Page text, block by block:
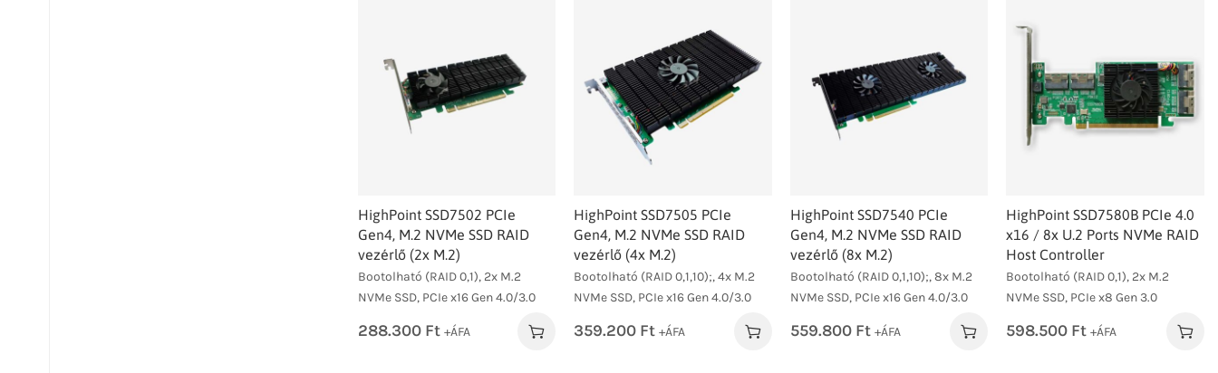
HighPoint SSD7502 PCIe
Gen4, M.2 NVMe SSD RAID
vezérlő (2x M.2)
Bootolható (RAID 0,1), 2x M.2
NVMe SSD, PCIe x16 Gen 4.0/3.0
288.300 Ft +ÁFA
HighPoint SSD7505 PCIe
Gen4, M.2 NVMe SSD RAID
vezérlő (4x M.2)
Bootolható (RAID 0,1,10);, 4x M.2
NVMe SSD, PCIe x16 Gen 4.0/3.0
359.200 Ft +ÁFA
HighPoint SSD7540 PCIe
Gen4, M.2 NVMe SSD RAID
vezérlő (8x M.2)
Bootolható (RAID 0,1,10);, 8x M.2
NVMe SSD, PCIe x16 Gen 4.0/3.0
559.800 Ft +ÁFA
HighPoint SSD7580B PCIe 4.0
x16 / 8x U.2 Ports NVMe RAID
Host Controller
Bootolható (RAID 0,1), 2x M.2
NVMe SSD, PCIe x8 Gen 3.0
598.500 Ft +ÁFA